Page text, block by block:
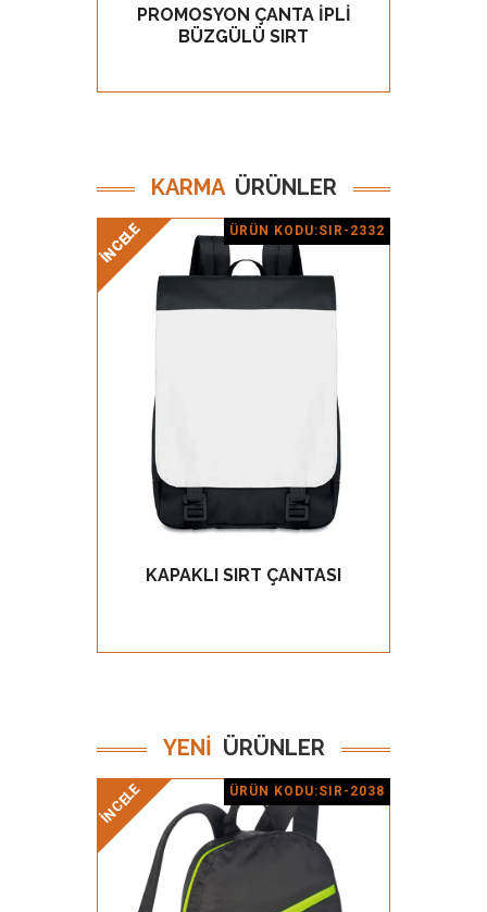
GÖZ AT
PROMOSYON ÇANTA İPLİ
BÜZGÜLÜ SIRT
KARMA ÜRÜNLER
İNCELE
İNCELE ÜRÜN KODU:SIR-2332
GÖZ AT
KAPAKLI SIRT ÇANTASI
YENİ ÜRÜNLER
İNCELE ÜRÜN KODU:SIR-2038